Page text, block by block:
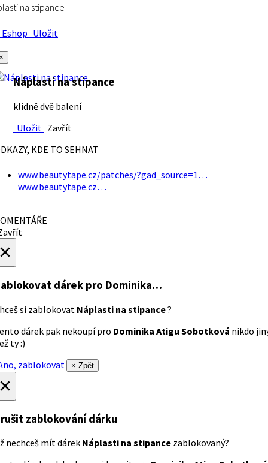
na stipance
Uložit
Náplasti na stipance
klidně dvě balení
Uložit Zavřít
KDE TO SEHNAT
www.beautytape.cz/patches/?gad_source=1…
www.beautytape.cz…
dárek pro Dominika…
si zablokovat Náplasti na stipance?
dárek pak nekoupí pro Dominika Atigu Sobotková nikdo
ty :)
zablokovat
× Zpět
zablokování dárku
nechceš mít dárek Náplasti na stipance zablokovaný?